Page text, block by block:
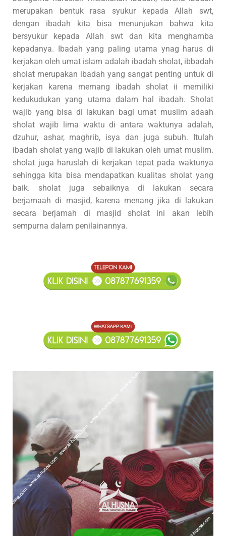
merupakan bentuk rasa syukur kepada Allah swt,
dengan ibadah kita bisa menunjukan bahwa kita
bersyukur kepada Allah swt dan kita menghamba
kepadanya. Ibadah yang paling utama ynag harus di
kerjakan oleh umat islam adalah ibadah sholat, ibbadah
sholat merupakan ibadah yang sangat penting untuk di
kerjakan karena memang ibadah sholat ii memiliki
kedukudukan yang utama dalam hal ibadah. Sholat
wajib yang bisa di lakukan bagi umat muslim adaah
sholat wajib lima waktu di antara waktunya adalah,
dzuhur, ashar, maghrib, isya dan juga subuh. Itulah
ibadah sholat yang wajib di lakukan oleh umat muslim.
sholat juga haruslah di kerjakan tepat pada waktunya
sehingga kita bisa mendapatkan kualitas sholat yang
baik. sholat juga sebaiknya di lakukan secara
berjamaah di masjid, karena menang jika di lakukan
secara berjamah di masjid sholat ini akan lebih
sempurna dalam penilainannya.